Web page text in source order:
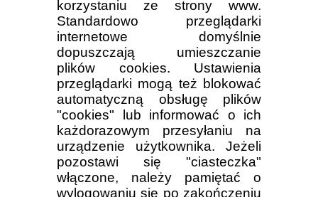
korzystaniu ze strony www.
Standardowo przeglądarki
internetowe domyślnie
dopuszczają umieszczanie
plików cookies. Ustawienia
przeglądarki mogą też blokować
automatyczną obsługę plików
"cookies" lub informować o ich
każdorazowym przesyłaniu na
urządzenie użytkownika. Jeżeli
pozostawi się "ciasteczka"
włączone, należy pamiętać o
wylogowaniu się po zakończeniu